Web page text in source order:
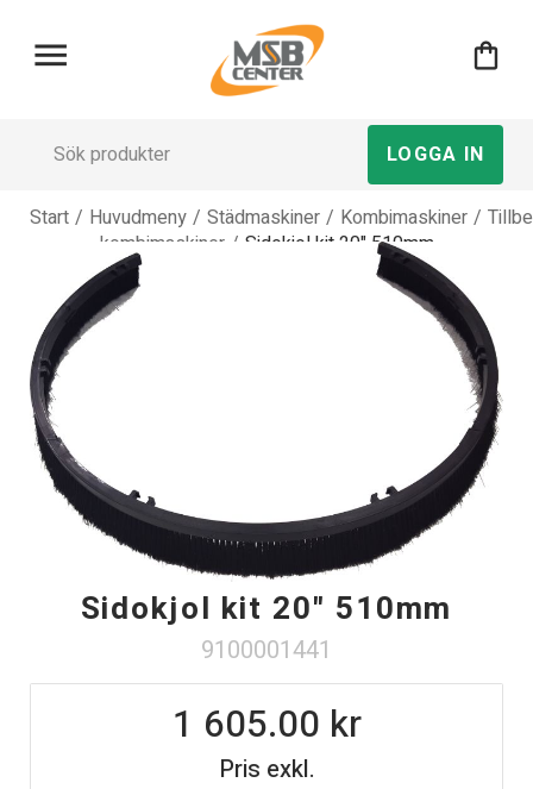
menu shopping_bag
LOGGA IN
Start / Huvudmeny / Städmaskiner / Kombimaskiner /
kombimaskiner / Sidokjol kit 20" 510mm
Sidokjol kit 20" 510mm
9100001441
Pris exkl.
1 605.00